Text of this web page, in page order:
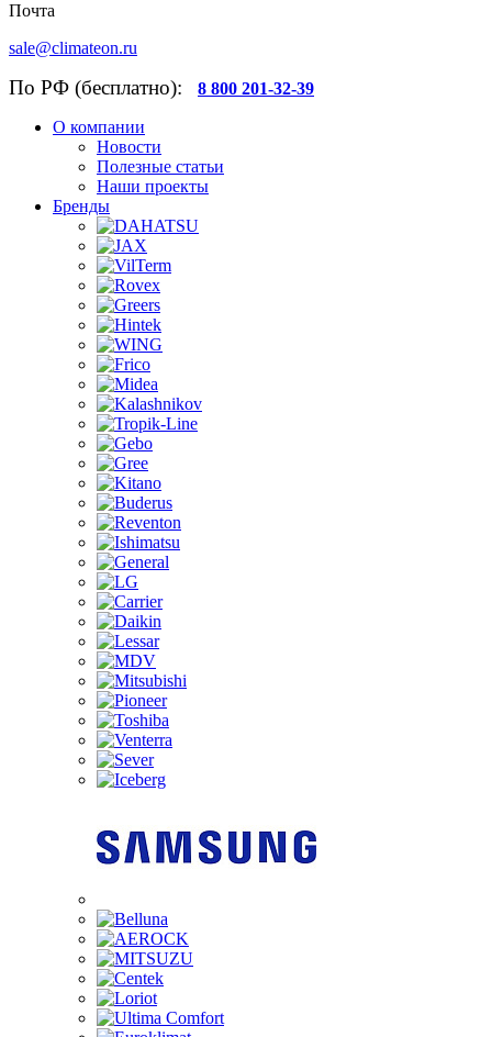
Почта
sale@climateon.ru
По РФ (бесплатно): 8 800 201-32-39
О компании
Новости
Полезные статьи
Наши проекты
Бренды